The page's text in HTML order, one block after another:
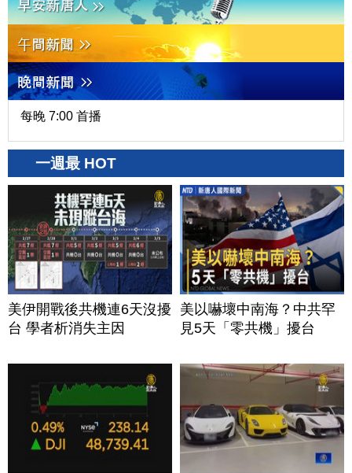
每晚 7:00 首播
一週最 HOT
美伊開戰後共機連6天沒擾
台 學者析消失主因
美以嚇壞中南海？中共罕
見5天「零共機」擾台